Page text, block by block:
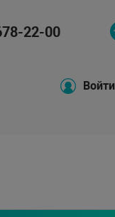
22-00
Войти